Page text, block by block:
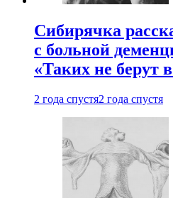
Сибирячка
с больной
«Таких не берут
2 года спустя2 года спустя